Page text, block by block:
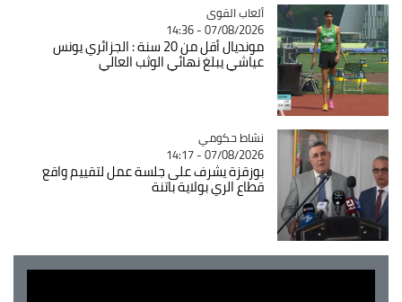
Catégorie
ألعاب القوى
07/08/2026 - 14:36
مونديال أقل من 20 سنة : الجزائري يونس
عياشي يبلغ نهائي الوثب العالي
Catégorie
نشاط حكومي
07/08/2026 - 14:17
بوزقزة يشرف على جلسة عمل لتقييم واقع
قطاع الري بولاية باتنة